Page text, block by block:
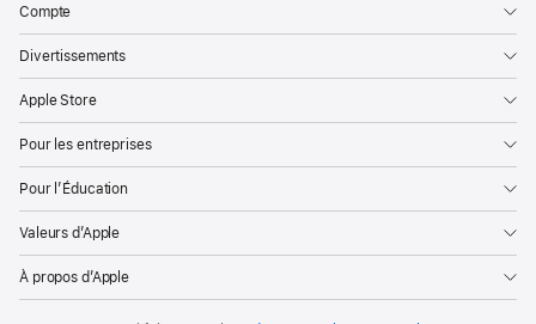
Compte
Divertissements
Apple Store
Pour les entreprises
Pour l’Éducation
Valeurs d’Apple
À propos d’Apple